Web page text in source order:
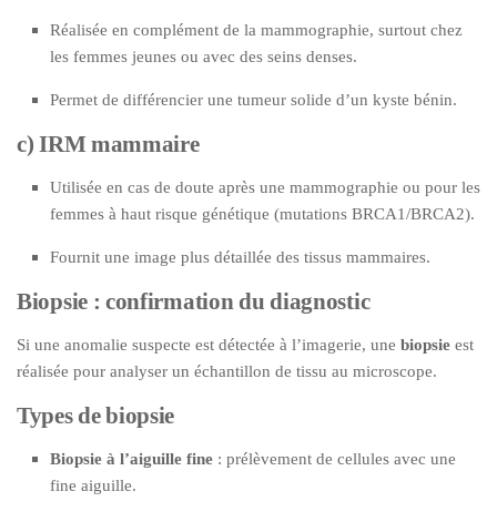
Réalisée en complément de la mammographie, surtout chez
les femmes jeunes ou avec des seins denses.
Permet de différencier une tumeur solide d’un kyste bénin.
c) IRM mammaire
Utilisée en cas de doute après une mammographie ou pour les
femmes à haut risque génétique (mutations BRCA1/BRCA2).
Fournit une image plus détaillée des tissus mammaires.
Biopsie : confirmation du diagnostic
Si une anomalie suspecte est détectée à l’imagerie, une biopsie est
réalisée pour analyser un échantillon de tissu au microscope.
Types de biopsie
Biopsie à l’aiguille fine : prélèvement de cellules avec une
fine aiguille.